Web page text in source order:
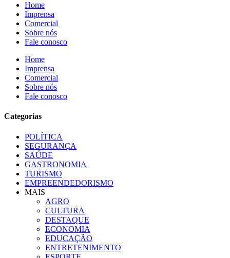
Home
Imprensa
Comercial
Sobre nós
Fale conosco
Home
Imprensa
Comercial
Sobre nós
Fale conosco
Categorias
POLÍTICA
SEGURANÇA
SAÚDE
GASTRONOMIA
TURISMO
EMPREENDEDORISMO
MAIS
AGRO
CULTURA
DESTAQUE
ECONOMIA
EDUCAÇÃO
ENTRETENIMENTO